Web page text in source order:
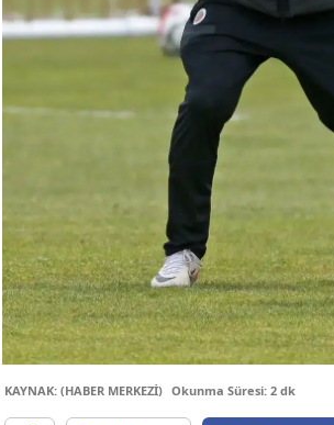
KAYNAK: (HABER MERKEZİ) Okunma Süresi: 2 dk